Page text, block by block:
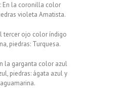
En la coronilla color
violeta Amatista.
tercer ojo color índigo
piedras: Turquesa.
la garganta color azul
piedras: ágata azul y
aguamarina.